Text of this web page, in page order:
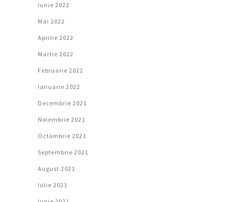
Iunie 2022
Mai 2022
Aprilie 2022
Martie 2022
Februarie 2022
Ianuarie 2022
Decembrie 2021
Noiembrie 2021
Octombrie 2021
Septembrie 2021
August 2021
Iulie 2021